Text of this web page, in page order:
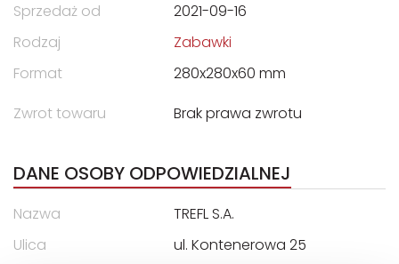
Sprzedaż od
2021-09-16
Rodzaj
Zabawki
Format
280x280x60 mm
Zwrot towaru
Brak prawa zwrotu
DANE OSOBY ODPOWIEDZIALNEJ
Nazwa
TREFL S.A.
Ulica
ul. Kontenerowa 25